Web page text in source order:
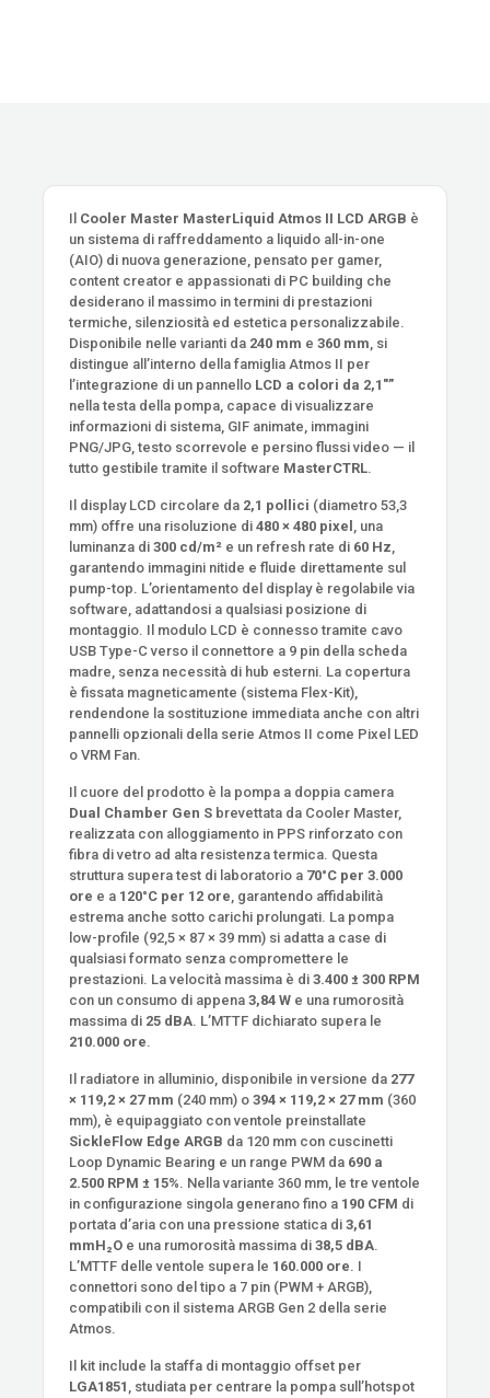
Il Cooler Master MasterLiquid Atmos II LCD ARGB è
un sistema di raffreddamento a liquido all-in-one
(AIO) di nuova generazione, pensato per gamer,
content creator e appassionati di PC building che
desiderano il massimo in termini di prestazioni
termiche, silenziosità ed estetica personalizzabile.
Disponibile nelle varianti da 240 mm e360 mm , si
distingue all’interno della famiglia Atmos II per
l’integrazione di un pannello LCD a colori da 2,1″”
nella testa della pompa, capace di visualizzare
informazioni di sistema, GIF animate, immagini
PNG/JPG, testo scorrevole e persino flussi video — il
tutto gestibile tramite il software MasterCTRL
Il display LCD circolare da 2,1 pollici (diametro 53,3
mm) offre una risoluzione di480 × 480 pixel , una
luminanza di300 cd/m² e un refresh rate di 60 Hz
garantendo immagini nitide e fluide direttamente sul
pump-top. L’orientamento del display è regolabile via
software, adattandosi a qualsiasi posizione di
montaggio. Il modulo LCD è connesso tramite cavo
USB Type-C verso il connettore a 9 pin della scheda
madre, senza necessità di hub esterni. La copertura
è fissata magneticamente (sistema Flex-Kit),
rendendone la sostituzione immediata anche con altri
pannelli opzionali della serie Atmos II come Pixel LED
o VRM Fan.
Il cuore del prodotto è la pompa a doppia camera
Dual Chamber Gen S brevettata da Cooler Master,
realizzata con alloggiamento in PPS rinforzato con
fibra di vetro ad alta resistenza termica. Questa
struttura supera test di laboratorio a 70°C per 3.000
ore e a 120°C per 12 ore , garantendo affidabilità
estrema anche sotto carichi prolungati. La pompa
low-profile (92,5 × 87 × 39 mm) si adatta a case di
qualsiasi formato senza compromettere le
prestazioni. La velocità massima è di3.400 ± 300 RPM
con un consumo di appena3,84 W e una rumorosità
massima di 25 dBA . L’MTTF dichiarato supera le
210.000 ore
Il radiatore in alluminio, disponibile in versione da 277
× 119,2 × 27 mm (240 mm) o394 × 119,2 × 27 mm (360
mm), è equipaggiato con ventole preinstallate
SickleFlow Edge ARGB da 120 mm con cuscinetti
Loop Dynamic Bearing e un range PWM da 690 a
2.500 RPM ± 15% . Nella variante 360 mm, le tre ventole
in configurazione singola generano fino a 190 CFM di
portata d’aria con una pressione statica di3,61
mmH₂O e una rumorosità massima di38,5 dBA
L’MTTF delle ventole supera le 160.000 ore . I
connettori sono del tipo a 7 pin (PWM + ARGB),
compatibili con il sistema ARGB Gen 2 della serie
Atmos.
Il kit include la staffa di montaggio offset per
LGA1851 , studiata per centrare la pompa sull’hotspot